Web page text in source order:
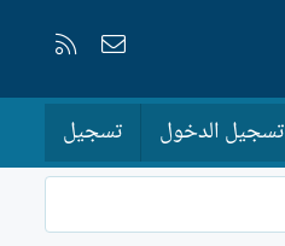
إتصل بنا
تسجيل الدخول تسجيل